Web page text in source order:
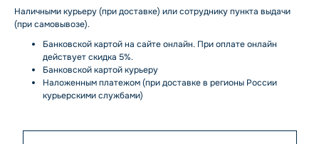
Наличными курьеру (при доставке) или сотруднику пункта выдачи
(при самовывозе).
Банковской картой на сайте онлайн. При оплате онлайн
действует скидка 5%.
Банковской картой курьеру
Наложенным платежом (при доставке в регионы России
курьерскими службами)